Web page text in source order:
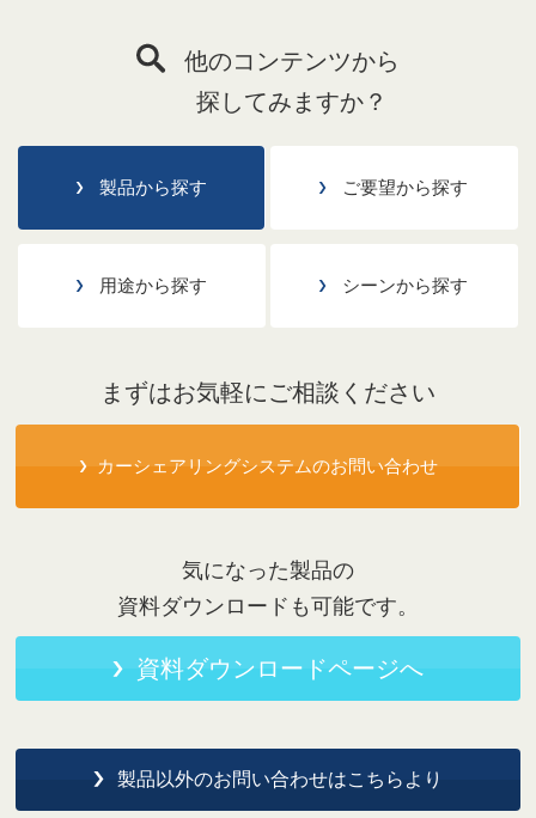
他のコンテンツから
探してみますか？
製品から探す ご要望から探す
用途から探す シーンから探す
まずはお気軽にご相談ください
カーシェアリングシステムのお問い合わせ
気になった製品の
資料ダウンロードも可能です。
資料ダウンロードページへ
製品以外のお問い合わせはこちらより